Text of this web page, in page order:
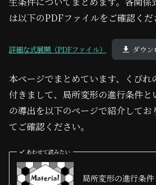
は以下のPDFファイルをご確認くだ
詳細な式展開（PDFファイル） ダウン
本ページでまとめています、くびれ
付きまして、局所変形の進行条件と
の導出を以下のページで紹介してお
てご確認ください。
あわせて読みたい
局所変形の進行条件